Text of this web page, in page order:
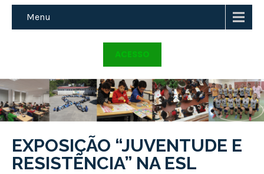
Menu
ACESSO
EXPOSIÇÃO “JUVENTUDE E
RESISTÊNCIA” NA ESL